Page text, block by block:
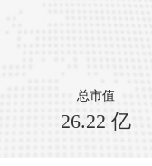
总市值
26.22 亿